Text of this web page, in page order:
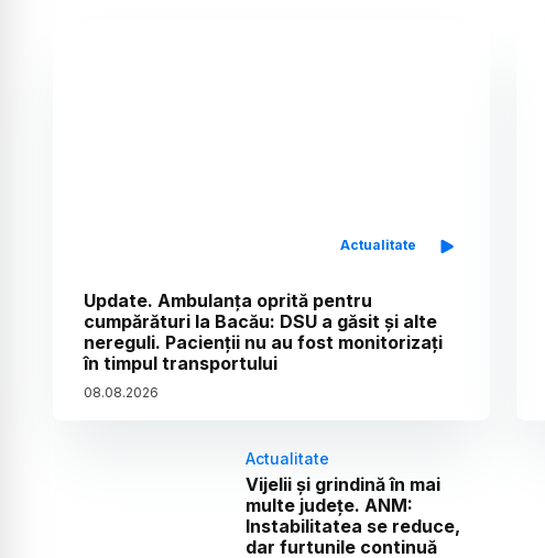
Actualitate
Update. Ambulanța oprită pentru
cumpărături la Bacău: DSU a găsit și alte
nereguli. Pacienții nu au fost monitorizați
în timpul transportului
08.08.2026
Actualitate
Vijelii și grindină în mai
multe județe. ANM:
Instabilitatea se reduce,
dar furtunile continuă